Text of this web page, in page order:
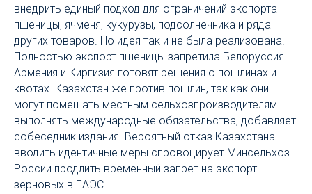
внедрить единый подход для ограничений экспорта
пшеницы, ячменя, кукурузы, подсолнечника и ряда
других товаров. Но идея так и не была реализована.
Полностью экспорт пшеницы запретила Белоруссия.
Армения и Киргизия готовят решения о пошлинах и
квотах. Казахстан же против пошлин, так как они
могут помешать местным сельхозпроизводителям
выполнять международные обязательства, добавляет
собеседник издания. Вероятный отказ Казахстана
вводить идентичные меры спровоцирует Минсельхоз
России продлить временный запрет на экспорт
зерновых в ЕАЭС.